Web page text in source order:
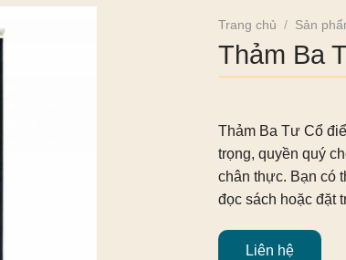
Trang chủ / Sản
Thảm Ba
Thảm Ba Tư Cổ
trọng, quyền quý
chân thực. Bạn có
đọc sách hoặc đặt
Liên hệ